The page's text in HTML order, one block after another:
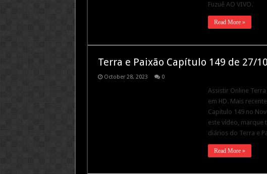
Fuzuê AO VIVO.
Read More »
Terra e Paixão Capítulo 149 de 27/
October 28, 2023 0
Assistir Online
em HD. Mais
Capítulo 149 no
este vídeo, marque
diários do Terra e
Read More »